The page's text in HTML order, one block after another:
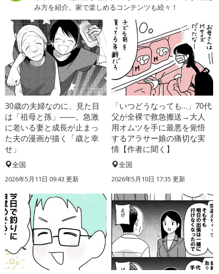
み方を紹介。家で楽しめるコンテンツも続々！
30歳の夫婦なのに、見た目
は「祖母と孫」――。急激
に老いる妻と成長が止まっ
た夫の漫画が描く「歳と幸
せ」
全国
2026年5月11日 09:43 更新
「いつどうなっても…」70代
父が全裸で救急搬送→大人
用オムツを手に最悪を覚悟
するアラサー娘の痛切な実
情【作者に聞く】
全国
2026年5月10日 17:35 更新